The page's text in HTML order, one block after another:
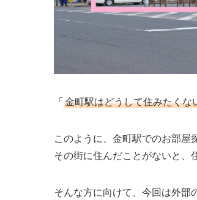
「 金町駅はどうして住みたくな
このように、金町駅でのお部屋
その街に住んだことがないと、
そんな方に向けて、今回は外部